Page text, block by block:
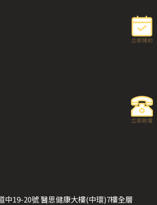
中19-20號 醫思健康大樓(中環)7樓全層